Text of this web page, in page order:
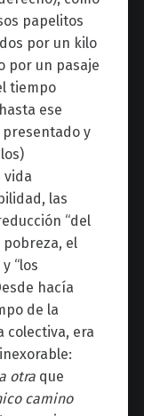
papelitos
por un kilo
por un pasaje
tiempo
ese
y
vida
las
“del
pobreza, el
“los
hacía
de la
colectiva, era
otraque
camino